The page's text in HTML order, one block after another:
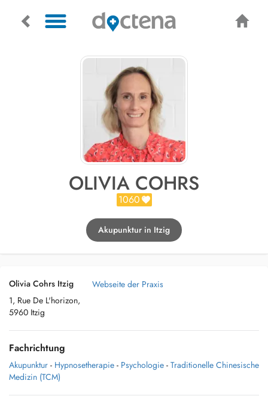
OLIVIA COHRS
1060
Akupunktur in Itzig
Olivia Cohrs Itzig
1, Rue De L'horizon,
5960 Itzig
Webseite der Praxis
Fachrichtung
Akupunktur - Hypnosetherapie - Psychologie - Traditionelle Chinesische
Medizin (TCM)